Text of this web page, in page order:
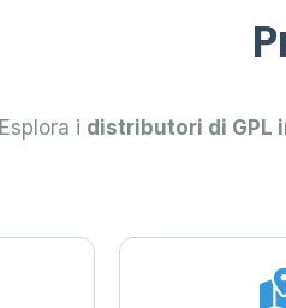
Esplora i distributori di GPL